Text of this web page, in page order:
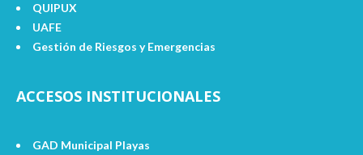
QUIPUX
UAFE
Gestión de Riesgos y Emergencias
ACCESOS INSTITUCIONALES
GAD Municipal Playas